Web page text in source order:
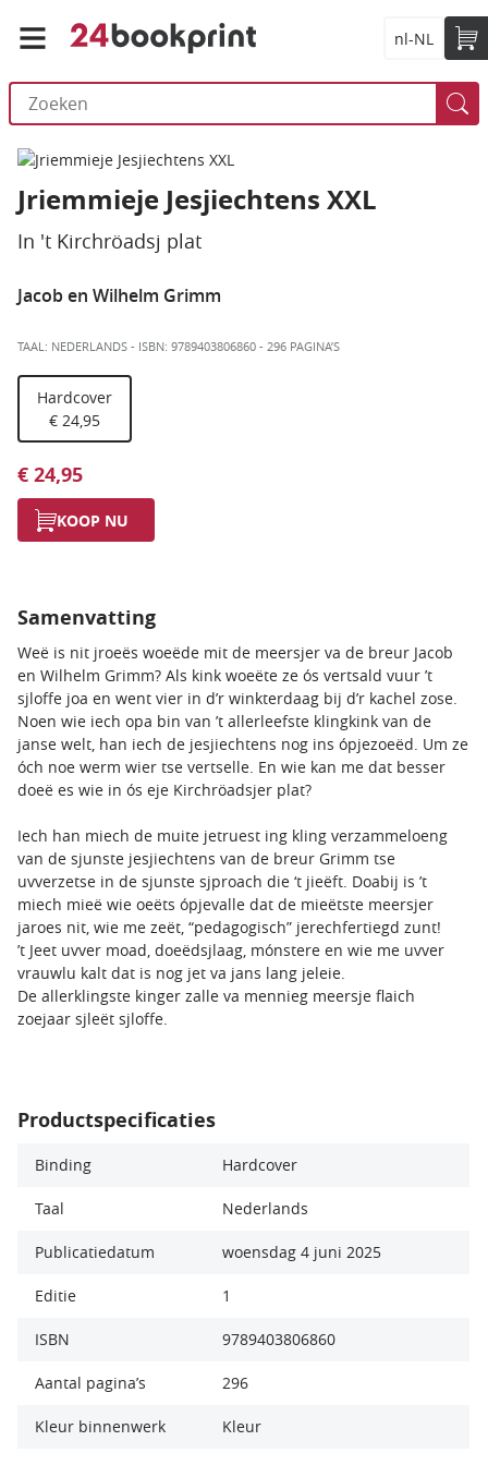
nl-NL
Jriemmieje Jesjiechtens XXL
In 't Kirchröadsj plat
Jacob en Wilhelm Grimm
TAAL: NEDERLANDS - ISBN: 9789403806860 - 296 PAGINA’S
Hardcover
€ 24,95
€ 24,95
KOOP NU
Samenvatting
Weë is nit jroeës woeëde mit de meersjer va de breur Jacob
en Wilhelm Grimm? Als kink woeëte ze ós vertsald vuur ’t
sjloffe joa en went vier in d’r winkterdaag bij d’r kachel zose.
Noen wie iech opa bin van ’t allerleefste klingkink van de
janse welt, han iech de jesjiechtens nog ins ópjezoeëd. Um ze
óch noe werm wier tse vertselle. En wie kan me dat besser
doeë es wie in ós eje Kirchröadsjer plat?
Iech han miech de muite jetruest ing kling verzammeloeng
van de sjunste jesjiechtens van de breur Grimm tse
uvverzetse in de sjunste sjproach die ‘t jieëft. Doabij is ’t
miech mieë wie oeëts ópjevalle dat de mieëtste meersjer
jaroes nit, wie me zeët, “pedagogisch” jerechfertiegd zunt!
’t Jeet uvver moad, doeëdsjlaag, mónstere en wie me uvver
vrauwlu kalt dat is nog jet va jans lang jeleie.
De allerklingste kinger zalle va mennieg meersje flaich
zoejaar sjleët sjloffe.
Productspecificaties
Binding Hardcover
Taal Nederlands
Publicatiedatum woensdag 4 juni 2025
Editie 1
ISBN 9789403806860
Aantal pagina’s 296
Kleur binnenwerk Kleur